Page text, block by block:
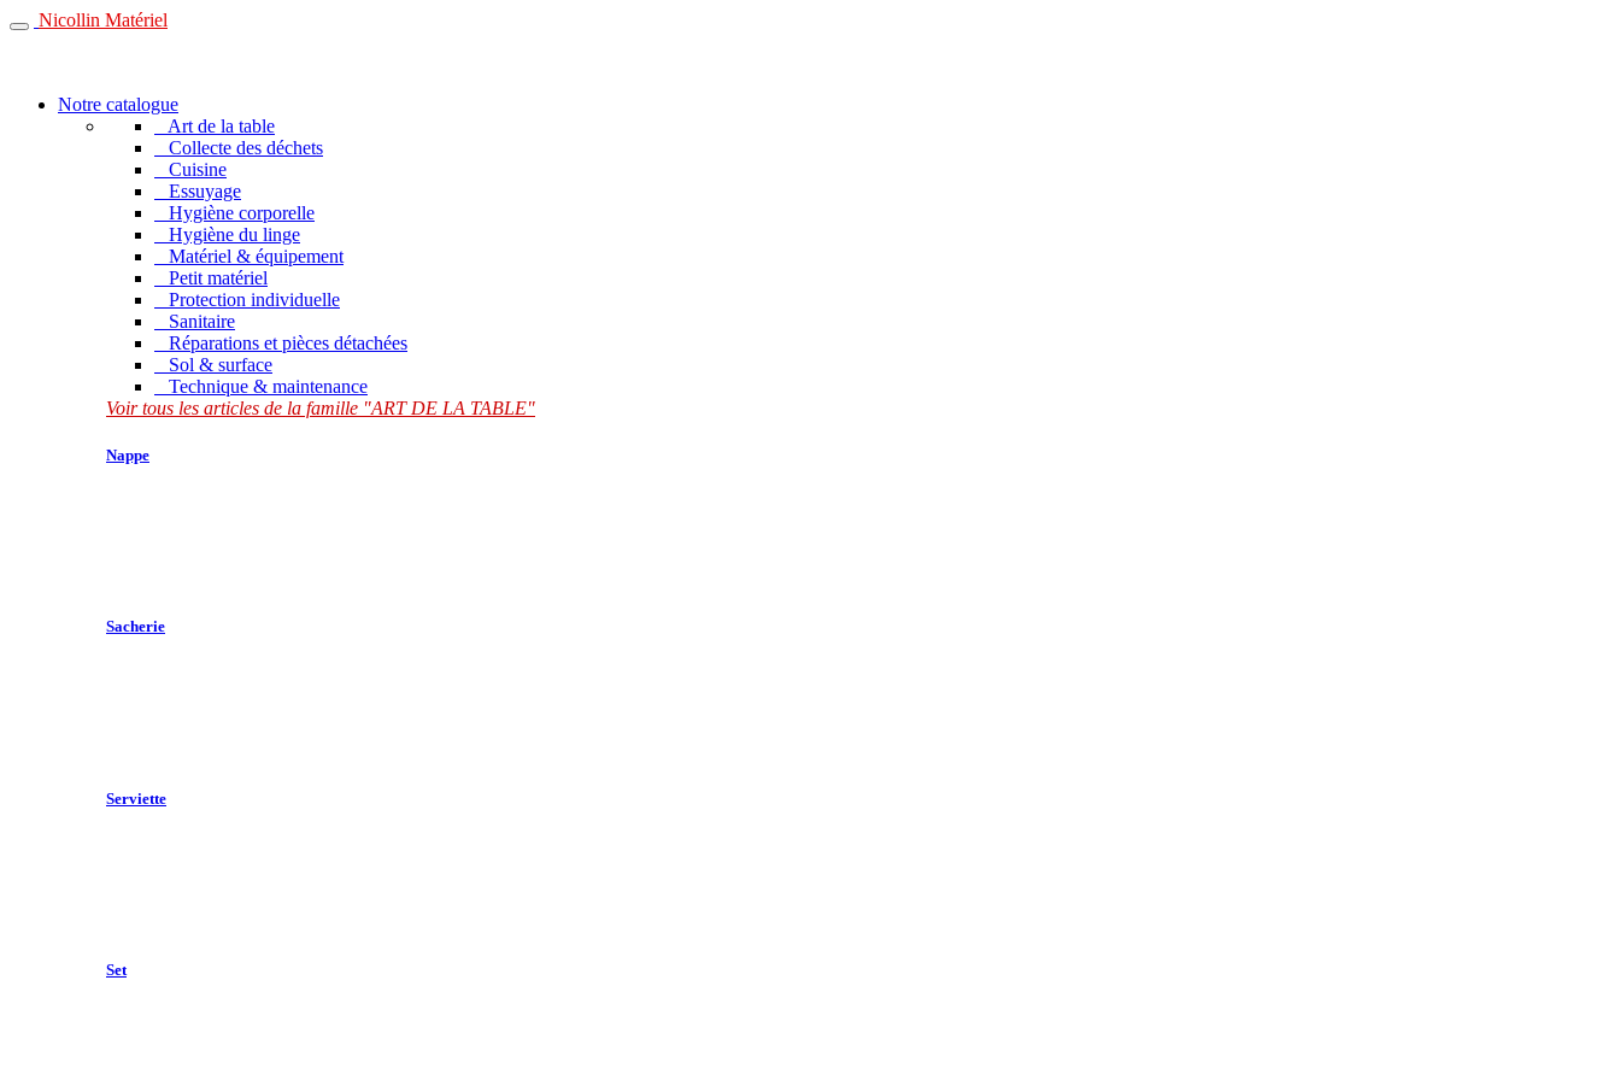
Nicollin Matériel
Notre catalogue
Art de la table
Collecte des déchets
Cuisine
Essuyage
Hygiène corporelle
Hygiène du linge
Matériel & équipement
Petit matériel
Protection individuelle
Sanitaire
Réparations et pièces détachées
Sol & surface
Technique & maintenance
Voir tous les articles de la famille "ART DE LA TABLE"
Nappe
Sacherie
Serviette
Set